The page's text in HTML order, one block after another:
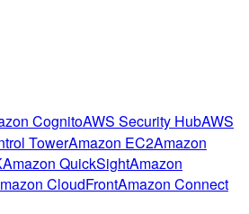
CognitoAWS Security HubAWS
TowerAmazon EC2Amazon
Amazon QuickSightAmazon
CloudFrontAmazon Connect